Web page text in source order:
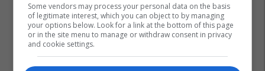
Some vendors may process your personal data on the basis
of legitimate interest, which you can object to by managing
your options below. Look for a link at the bottom of this page
or in the site menu to manage or withdraw consent in privacy
and cookie settings.